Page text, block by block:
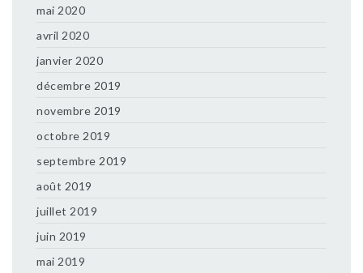
mai 2020
avril 2020
janvier 2020
décembre 2019
novembre 2019
octobre 2019
septembre 2019
août 2019
juillet 2019
juin 2019
mai 2019